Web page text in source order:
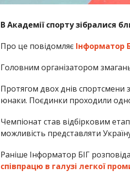
В Академії спорту зібралися
Про це повідомляє Інформатор
Головним організатором
Протягом двох днів спортсмени
юнаки. Поєдинки проходили
Чемпіонат став відбірковим
можливість представляти
Раніше Інформатор БІГ
співпрацю в галузі легкої